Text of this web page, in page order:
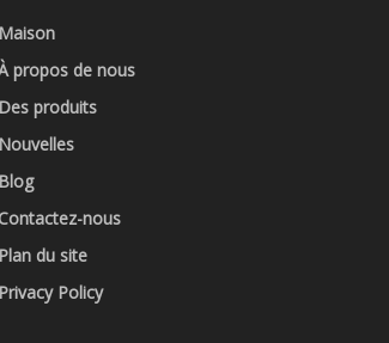
Maison
propos de nous
Des produits
Nouvelles
Blog
Contactez-nous
Plan du site
Privacy Policy